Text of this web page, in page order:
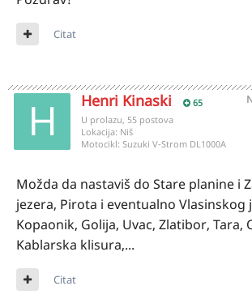
Citat
Henri Kinaski 65
U prolazu, 55 postova
Lokacija: Niš
Motocikl: Suzuki V-Strom DL1000A
Možda da nastaviš do Stare planine i
jezera, Pirota i eventualno Vlasinskog
Kopaonik, Golija, Uvac, Zlatibor, Tara,
Kablarska klisura,...
Citat